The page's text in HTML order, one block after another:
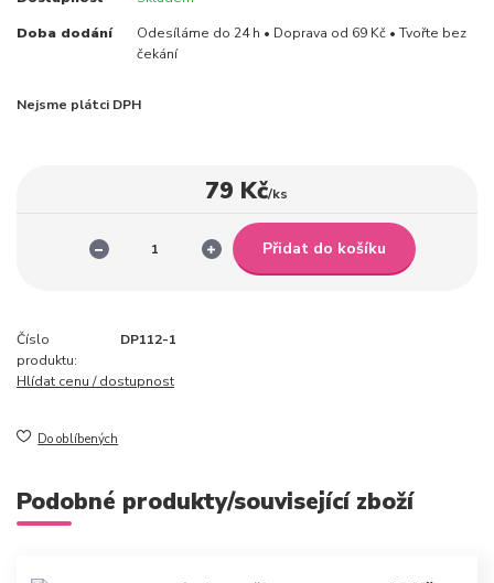
Doba dodání
Odesíláme do 24 h • Doprava od 69 Kč • Tvořte bez
čekání
Nejsme plátci DPH
79 Kč/ks
Přidat do košíku
Číslo
produktu:
DP112-1
Hlídat cenu / dostupnost
Do oblíbených
Podobné produkty/související zboží